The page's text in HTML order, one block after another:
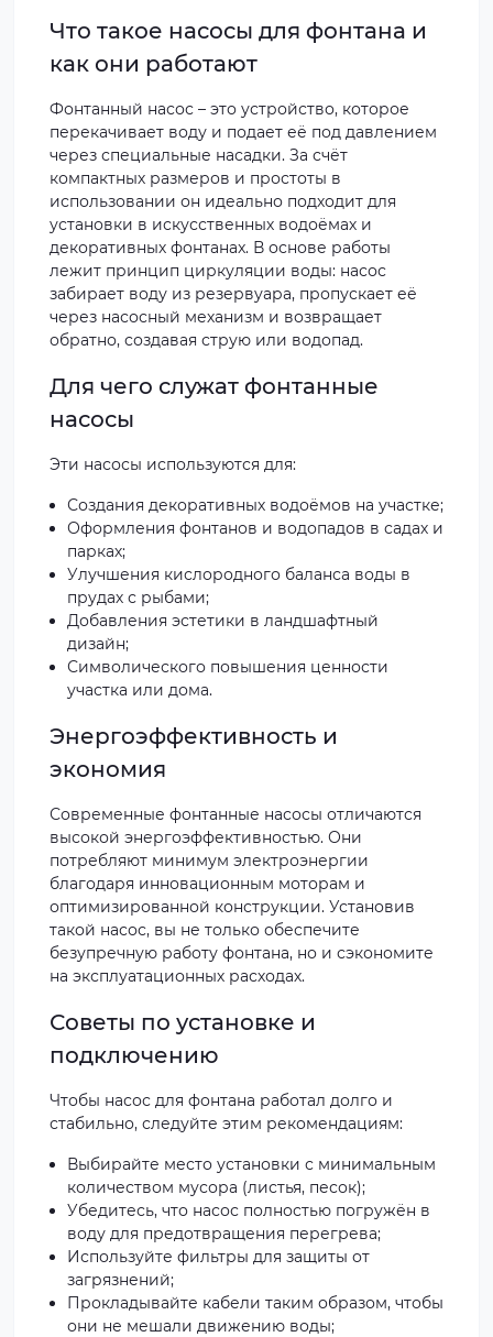
Что такое насосы для фонтана и
как они работают
Фонтанный насос – это устройство, которое
перекачивает воду и подает её под давлением
через специальные насадки. За счёт
компактных размеров и простоты в
использовании он идеально подходит для
установки в искусственных водоёмах и
декоративных фонтанаx. В основе работы
лежит принцип циркуляции воды: насос
забирает воду из резервуара, пропускает её
через насосный механизм и возвращает
обратно, создавая струю или водопад.
Для чего служат фонтанные
насосы
Эти насосы используются для:
Создания декоративных водоёмов на участке;
Оформления фонтанов и водопадов в садах и
парках;
Улучшения кислородного баланса воды в
прудах с рыбами;
Добавления эстетики в ландшафтный
дизайн;
Символического повышения ценности
участка или дома.
Энергоэффективность и
экономия
Современные фонтанные насосы отличаются
высокой энергоэффективностью. Они
потребляют минимум электроэнергии
благодаря инновационным моторам и
оптимизированной конструкции. Установив
такой насос, вы не только обеспечите
безупречную работу фонтана, но и сэкономите
на эксплуатационных расходах.
Советы по установке и
подключению
Чтобы насос для фонтана работал долго и
стабильно, следуйте этим рекомендациям:
Выбирайте место установки с минимальным
количеством мусора (листья, песок);
Убедитесь, что насос полностью погружён в
воду для предотвращения перегрева;
Используйте фильтры для защиты от
загрязнений;
Прокладывайте кабели таким образом, чтобы
они не мешали движению воды;